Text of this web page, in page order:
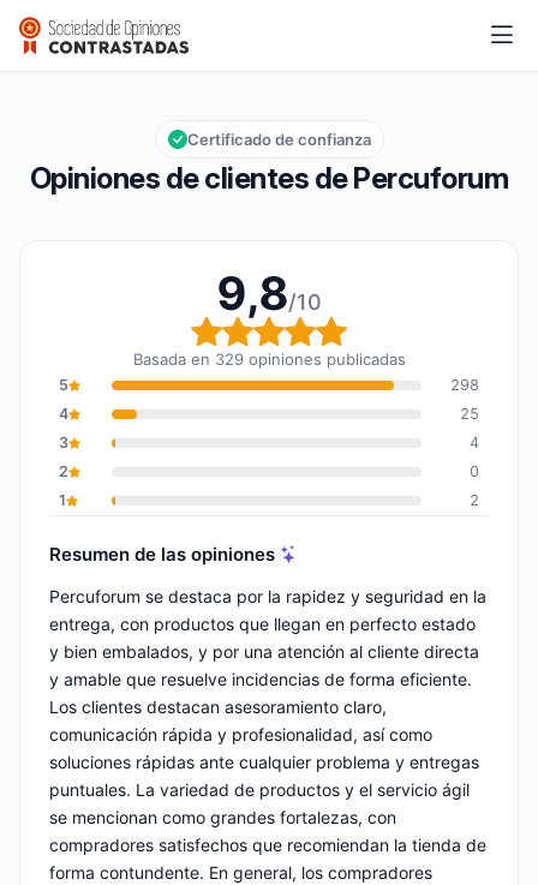
Percuforum
Calificación global: 9,8 de 10
9,8/10
Opiniones de clientes de Percuforum
Certificado de confianza
9,8/10
Calificación global: 9,8
Basada en 329 opiniones publicadas
5
298
4
25
3
4
2
0
1
2
Resumen de las opiniones
Percuforum se destaca por la rapidez y seguridad en la
entrega, con productos que llegan en perfecto estado
y bien embalados, y por una atención al cliente directa
y amable que resuelve incidencias de forma eficiente.
Los clientes destacan asesoramiento claro,
comunicación rápida y profesionalidad, así como
soluciones rápidas ante cualquier problema y entregas
puntuales. La variedad de productos y el servicio ágil
se mencionan como grandes fortalezas, con
compradores satisfechos que recomiendan la tienda de
forma contundente. En general, los compradores